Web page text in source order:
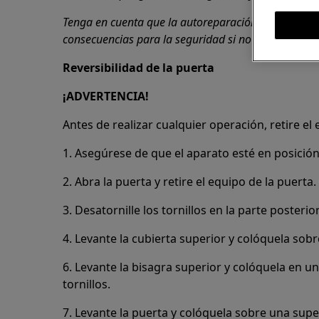
Tenga en cuenta que la autoreparación o la
consecuencias para la seguridad si no se realizan
Reversibilidad de la puerta
¡ADVERTENCIA!
Antes de realizar cualquier operación, retire el
1. Asegúrese de que el aparato esté en
2. Abra la puerta y retire el equipo de la
3. Desatornille los tornillos en la parte
4. Levante la cubierta superior y colóquela
6. Levante la bisagra superior y colóquela en
tornillos.
7. Levante la puerta y colóquela sobre una